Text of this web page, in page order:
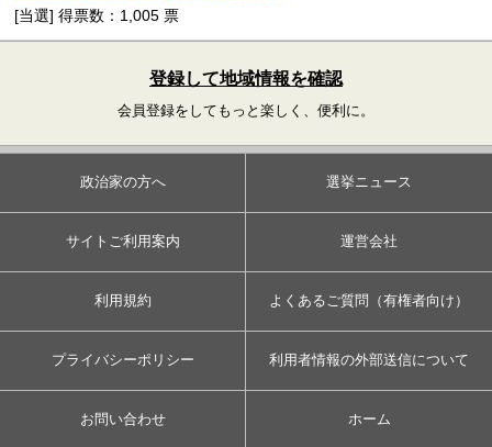
[当選] 得票数：1,005 票
登録して地域情報を確認
会員登録をしてもっと楽しく、便利に。
政治家の方へ 選挙ニュース
サイトご利用案内 運営会社
利用規約 よくあるご質問（有権者向け）
プライバシーポリシー 利用者情報の外部送信について
お問い合わせ ホーム